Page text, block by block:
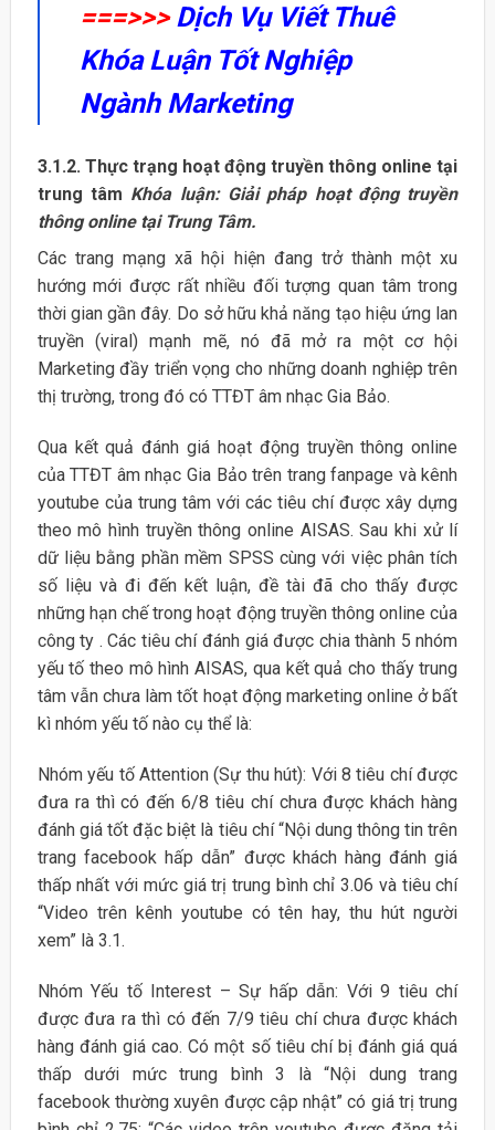
===>>>Dịch Vụ Viết Thuê
Khóa Luận Tốt Nghiệp
Ngành Marketing
3.1.2. Thực trạng hoạt động truyền thông online tại
trung tâm Khóa luận: Giải pháp hoạt động truyền
thông online tại Trung Tâm.
Các trang mạng xã hội hiện đang trở thành một xu
hướng mới được rất nhiều đối tượng quan tâm trong
thời gian gần đây. Do sở hữu khả năng tạo hiệu ứng lan
truyền (viral) mạnh mẽ, nó đã mở ra một cơ hội
Marketing đầy triển vọng cho những doanh nghiệp trên
thị trường, trong đó có TTĐT âm nhạc Gia Bảo.
Qua kết quả đánh giá hoạt động truyền thông online
của TTĐT âm nhạc Gia Bảo trên trang fanpage và kênh
youtube của trung tâm với các tiêu chí được xây dựng
theo mô hình truyền thông online AISAS. Sau khi xử lí
dữ liệu bằng phần mềm SPSS cùng với việc phân tích
số liệu và đi đến kết luận, đề tài đã cho thấy được
những hạn chế trong hoạt động truyền thông online của
công ty . Các tiêu chí đánh giá được chia thành 5 nhóm
yếu tố theo mô hình AISAS, qua kết quả cho thấy trung
tâm vẫn chưa làm tốt hoạt động marketing online ở bất
kì nhóm yếu tố nào cụ thể là:
Nhóm yếu tố Attention (Sự thu hút): Với 8 tiêu chí được
đưa ra thì có đến 6/8 tiêu chí chưa được khách hàng
đánh giá tốt đặc biệt là tiêu chí “Nội dung thông tin trên
trang facebook hấp dẫn” được khách hàng đánh giá
thấp nhất với mức giá trị trung bình chỉ 3.06 và tiêu chí
“Video trên kênh youtube có tên hay, thu hút người
xem” là 3.1.
Nhóm Yếu tố Interest – Sự hấp dẫn: Với 9 tiêu chí
được đưa ra thì có đến 7/9 tiêu chí chưa được khách
hàng đánh giá cao. Có một số tiêu chí bị đánh giá quá
thấp dưới mức trung bình 3 là “Nội dung trang
facebook thường xuyên được cập nhật” có giá trị trung